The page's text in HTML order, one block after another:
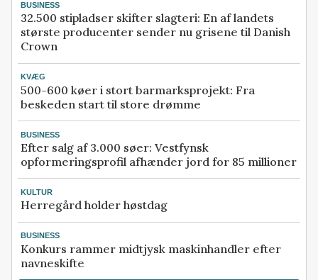
BUSINESS
32.500 stipladser skifter slagteri: En af landets
største producenter sender nu grisene til Danish
Crown
KVÆG
500-600 køer i stort barmarksprojekt: Fra
beskeden start til store drømme
BUSINESS
Efter salg af 3.000 søer: Vestfynsk
opformeringsprofil afhænder jord for 85 millioner
KULTUR
Herregård holder høstdag
BUSINESS
Konkurs rammer midtjysk maskinhandler efter
navneskifte